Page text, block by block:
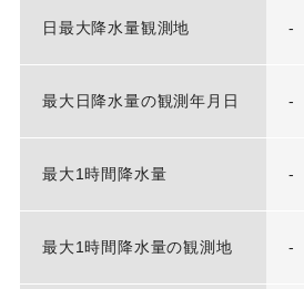
日最大降水量観測地 -
最大日降水量の観測年月日 -
最大1時間降水量 -
最大1時間降水量の観測地 -